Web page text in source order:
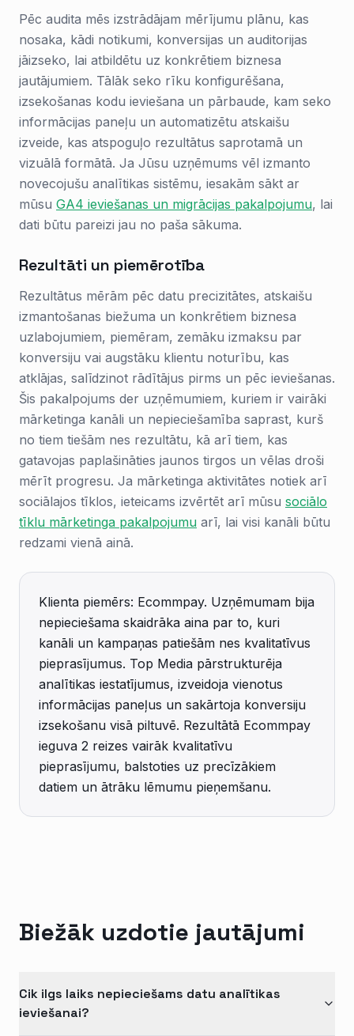
Pēc audita mēs izstrādājam mērījumu plānu, kas
nosaka, kādi notikumi, konversijas un auditorijas
jāizseko, lai atbildētu uz konkrētiem biznesa
jautājumiem. Tālāk seko rīku konfigurēšana,
izsekošanas kodu ieviešana un pārbaude, kam seko
informācijas paneļu un automatizētu atskaišu
izveide, kas atspoguļo rezultātus saprotamā un
vizuālā formātā. Ja Jūsu uzņēmums vēl izmanto
novecojušu analītikas sistēmu, iesakām sākt ar
mūsu GA4 ieviešanas un migrācijas pakalpojumu, lai
dati būtu pareizi jau no paša sākuma.
Rezultāti un piemērotība
Rezultātus mērām pēc datu precizitātes, atskaišu
izmantošanas biežuma un konkrētiem biznesa
uzlabojumiem, piemēram, zemāku izmaksu par
konversiju vai augstāku klientu noturību, kas
atklājas, salīdzinot rādītājus pirms un pēc ieviešanas.
Šis pakalpojums der uzņēmumiem, kuriem ir vairāki
mārketinga kanāli un nepieciešamība saprast, kurš
no tiem tiešām nes rezultātu, kā arī tiem, kas
gatavojas paplašināties jaunos tirgos un vēlas droši
mērīt progresu. Ja mārketinga aktivitātes notiek arī
sociālajos tīklos, ieteicams izvērtēt arī mūsu sociālo
tīklu mārketinga pakalpojumu arī, lai visi kanāli būtu
redzami vienā ainā.
Klienta piemērs: Ecommpay. Uzņēmumam bija
nepieciešama skaidrāka aina par to, kuri
kanāli un kampaņas patiešām nes kvalitatīvus
pieprasījumus. Top Media pārstrukturēja
analītikas iestatījumus, izveidoja vienotus
informācijas paneļus un sakārtoja konversiju
izsekošanu visā piltuvē. Rezultātā Ecommpay
ieguva 2 reizes vairāk kvalitatīvu
pieprasījumu, balstoties uz precīzākiem
datiem un ātrāku lēmumu pieņemšanu.
Biežāk uzdotie jautājumi
Cik ilgs laiks nepieciešams datu analītikas
ieviešanai?